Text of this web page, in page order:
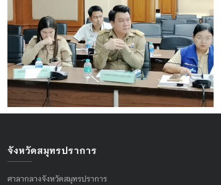
จังหวัดสมุทรปราการ
ศาลากลางจังหวัดสมุทรปราการ